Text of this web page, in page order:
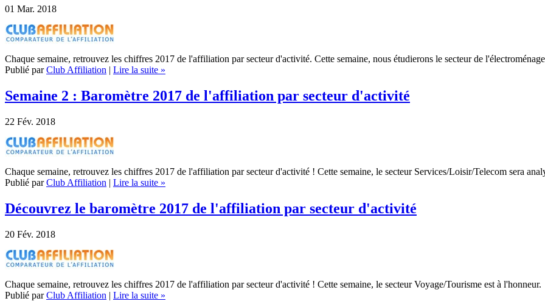
01 Mar. 2018
Chaque semaine, retrouvez les chiffres 2017 de l'affiliation par secteur d'activité. Cette semaine, nous étudierons le secteur de
Publié parClub Affiliation | Lire la suite »
Semaine 2 : Baromètre 2017 de l'affiliation par secteur d'activité
22 Fév. 2018
Chaque semaine, retrouvez les chiffres 2017 de l'affiliation par secteur d'activité ! Cette semaine, le secteur Services/Loisir/Telecom sera
Publié parClub Affiliation | Lire la suite »
Découvrez le baromètre 2017 de l'affiliation par secteur d'activité
20 Fév. 2018
Chaque semaine, retrouvez les chiffres 2017 de l'affiliation par secteur d'activité ! Cette semaine, le secteur Voyage/Tourisme est à l'honneur.
Publié parClub Affiliation | Lire la suite »